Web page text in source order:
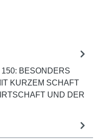
BESONDERS
KURZEM SCHAFT
UND DER